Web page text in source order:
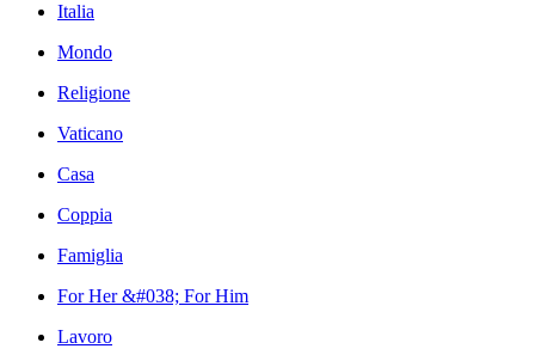
Italia
Mondo
Religione
Vaticano
Casa
Coppia
Famiglia
For Her &#038; For Him
Lavoro